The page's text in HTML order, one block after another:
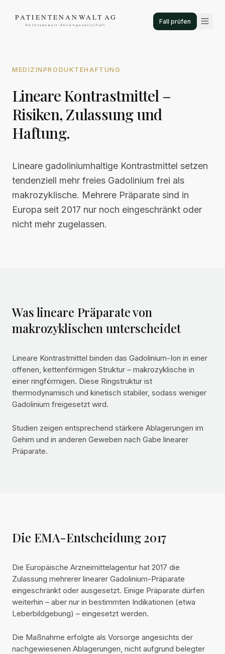
Fall prüfen
MEDIZINPRODUKTEHAFTUNG
Lineare Kontrastmittel –
Risiken, Zulassung und
Haftung.
Lineare gadoliniumhaltige Kontrastmittel setzen
tendenziell mehr freies Gadolinium frei als
makrozyklische. Mehrere Präparate sind in
Europa seit 2017 nur noch eingeschränkt oder
nicht mehr zugelassen.
Was lineare Präparate von
makrozyklischen unterscheidet
Lineare Kontrastmittel binden das Gadolinium-Ion in einer
offenen, kettenförmigen Struktur – makrozyklische in
einer ringförmigen. Diese Ringstruktur ist
thermodynamisch und kinetisch stabiler, sodass weniger
Gadolinium freigesetzt wird.
Studien zeigen entsprechend stärkere Ablagerungen im
Gehirn und in anderen Geweben nach Gabe linearer
Präparate.
Die EMA-Entscheidung 2017
Die Europäische Arzneimittelagentur hat 2017 die
Zulassung mehrerer linearer Gadolinium-Präparate
eingeschränkt oder ausgesetzt. Einige Präparate dürfen
weiterhin – aber nur in bestimmten Indikationen (etwa
Leberbildgebung) – eingesetzt werden.
Die Maßnahme erfolgte als Vorsorge angesichts der
nachgewiesenen Ablagerungen, nicht aufgrund belegter